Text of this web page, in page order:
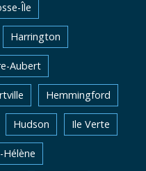
Île
Harrington
Aubert
Hemmingford
Hudson Ile Verte
Hélène